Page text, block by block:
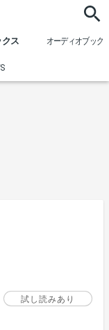
クス オーディオブック
試し読みあり